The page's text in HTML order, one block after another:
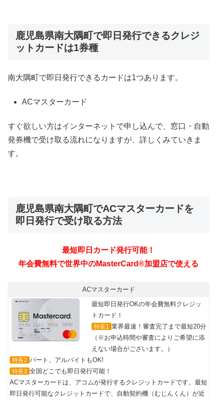
鹿児島県南大隅町で即日発行できるクレジ
ットカードは1券種
南大隅町で即日発行できるカードは1つあります。
ACマスターカード
すぐ欲しい方はインターネットで申し込んで、窓口・自動
発券機で受け取る流れになりますが、詳しくみていきま
す。
鹿児島県南大隅町でACマスターカードを
即日発行で受け取る方法
ACマスターカード
最短即日発行OKの年会費無料クレジッ
トカード！
特長1 業界最速！審査完了まで最短20分
（※お申込時間や審査によりご希望に添
えない場合がございます。）
特長2 パート、アルバイトもOK!
特長3 全国どこでも即日発行可能！
ACマスターカードは、アコムが発行するクレジットカードです。最短
即日発行可能なクレジットカードで、自動契約機（むじんくん）が近